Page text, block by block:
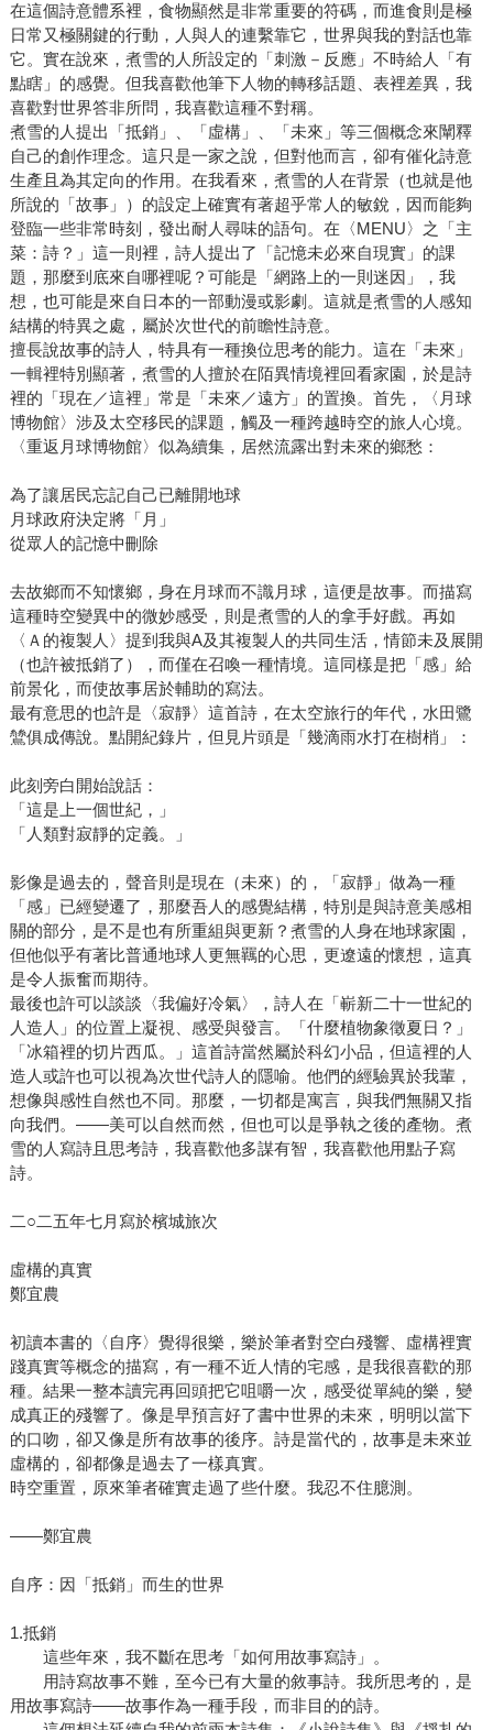
在這個詩意體系裡，食物顯然是非常重要的符碼，而進食則是極
日常又極關鍵的行動，人與人的連繫靠它，世界與我的對話也靠
它。實在說來，煮雪的人所設定的「刺激－反應」不時給人「有
點瞎」的感覺。但我喜歡他筆下人物的轉移話題、表裡差異，我
喜歡對世界答非所問，我喜歡這種不對稱。
煮雪的人提出「抵銷」、「虛構」、「未來」等三個概念來闡釋
自己的創作理念。這只是一家之說，但對他而言，卻有催化詩意
生產且為其定向的作用。在我看來，煮雪的人在背景（也就是他
所說的「故事」）的設定上確實有著超乎常人的敏銳，因而能夠
登臨一些非常時刻，發出耐人尋味的語句。在〈MENU〉之「主
菜：詩？」這一則裡，詩人提出了「記憶未必來自現實」的課
題，那麼到底來自哪裡呢？可能是「網路上的一則迷因」，我
想，也可能是來自日本的一部動漫或影劇。這就是煮雪的人感知
結構的特異之處，屬於次世代的前瞻性詩意。
擅長說故事的詩人，特具有一種換位思考的能力。這在「未來」
一輯裡特別顯著，煮雪的人擅於在陌異情境裡回看家園，於是詩
裡的「現在／這裡」常是「未來／遠方」的置換。首先，〈月球
博物館〉涉及太空移民的課題，觸及一種跨越時空的旅人心境。
〈重返月球博物館〉似為續集，居然流露出對未來的鄉愁：
為了讓居民忘記自己已離開地球
月球政府決定將「月」
從眾人的記憶中刪除
去故鄉而不知懷鄉，身在月球而不識月球，這便是故事。而描寫
這種時空變異中的微妙感受，則是煮雪的人的拿手好戲。再如
〈Ａ的複製人〉提到我與A及其複製人的共同生活，情節未及展開
（也許被抵銷了），而僅在召喚一種情境。這同樣是把「感」給
前景化，而使故事居於輔助的寫法。
最有意思的也許是〈寂靜〉這首詩，在太空旅行的年代，水田鷺
鷥俱成傳說。點開紀錄片，但見片頭是「幾滴雨水打在樹梢」：
此刻旁白開始說話：
「這是上一個世紀，」
「人類對寂靜的定義。」
影像是過去的，聲音則是現在（未來）的，「寂靜」做為一種
「感」已經變遷了，那麼吾人的感覺結構，特別是與詩意美感相
關的部分，是不是也有所重組與更新？煮雪的人身在地球家園，
但他似乎有著比普通地球人更無羈的心思，更遼遠的懷想，這真
是令人振奮而期待。
最後也許可以談談〈我偏好冷氣〉，詩人在「嶄新二十一世紀的
人造人」的位置上凝視、感受與發言。「什麼植物象徵夏日？」
「冰箱裡的切片西瓜。」這首詩當然屬於科幻小品，但這裡的人
造人或許也可以視為次世代詩人的隱喻。他們的經驗異於我輩，
想像與感性自然也不同。那麼，一切都是寓言，與我們無關又指
向我們。——美可以自然而然，但也可以是爭執之後的產物。煮
雪的人寫詩且思考詩，我喜歡他多謀有智，我喜歡他用點子寫
詩。
二○二五年七月寫於檳城旅次
虛構的真實
鄭宜農
初讀本書的〈自序〉覺得很樂，樂於筆者對空白殘響、虛構裡實
踐真實等概念的描寫，有一種不近人情的宅感，是我很喜歡的那
種。結果一整本讀完再回頭把它咀嚼一次，感受從單純的樂，變
成真正的殘響了。像是早預言好了書中世界的未來，明明以當下
的口吻，卻又像是所有故事的後序。詩是當代的，故事是未來並
虛構的，卻都像是過去了一樣真實。
時空重置，原來筆者確實走過了些什麼。我忍不住臆測。
——鄭宜農
自序：因「抵銷」而生的世界
1.抵銷
這些年來，我不斷在思考「如何用故事寫詩」。
用詩寫故事不難，至今已有大量的敘事詩。我所思考的，是
用故事寫詩——故事作為一種手段，而非目的的詩。